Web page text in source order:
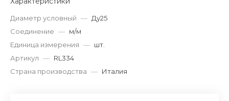
Диаметр условный — Ду25
Соединение — м/м
Единица измерения — шт.
Артикул — RL334
Страна производства — Италия